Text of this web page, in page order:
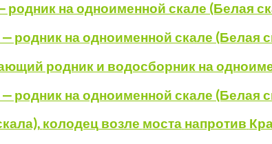
родник на одноименной скале (Белая
— родник на одноименной скале (Белая
родник и водосборник на
— родник на одноименной скале (Белая
колодецвозле моста напротив